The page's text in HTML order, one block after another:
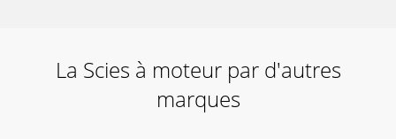
La Scies à moteur par d'autres
marques